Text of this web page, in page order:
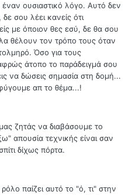
έναν ουσιαστικό λόγο. Αυτό δεν
σου λέει κανείς ότι
με όποιον θες εσύ, δε θα σου
θέλουν τον τρόπο τους όταν
Όσο για τους
άτοπο το παράδειγμά σου
να δώσεις σημασία στη δομή...
απ το θέμα...!
ζητάς να διαβάσουμε το
απουσία τεχνικής είναι σαν
δίχως πόρτα.
παίζει αυτό το "ό, τι" στην